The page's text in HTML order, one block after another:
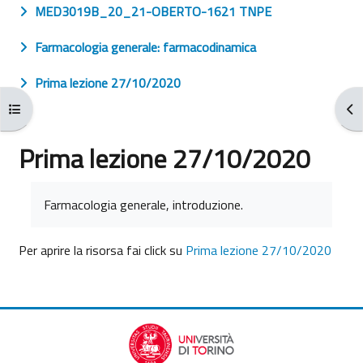
Apri indice del corso
MED3019B_20_21-OBERTO-1621 TNPE
Farmacologia generale: farmacodinamica
Prima lezione 27/10/2020
Prima lezione 27/10/2020
Farmacologia generale, introduzione.
Per aprire la risorsa fai click su Prima lezione 27/10/2020